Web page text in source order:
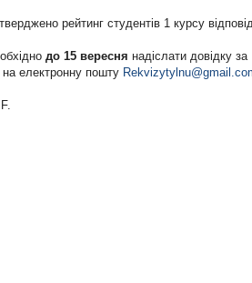
рейтинг студентів 1 курсу
до 15 вересня надіслати довідку за
на електронну пошту